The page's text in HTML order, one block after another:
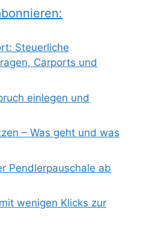
Steuerliche
Carports und
einlegen und
– Was geht und was
Pendlerpauschale ab
wenigen Klicks zur